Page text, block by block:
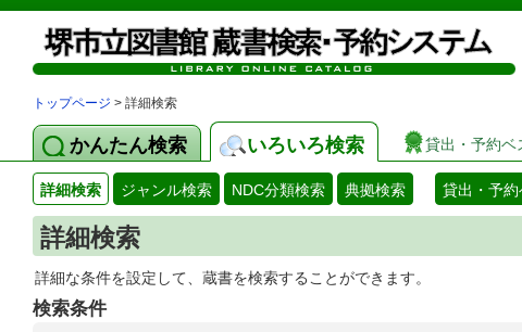
トップページ > 詳細検索
かんたん検索 いろいろ検索 貸出・予約ベ
詳細検索 ジャンル検索 NDC分類検索 典拠検索 貸出・予約
詳細検索
詳細な条件を設定して、蔵書を検索することができます。
検索条件